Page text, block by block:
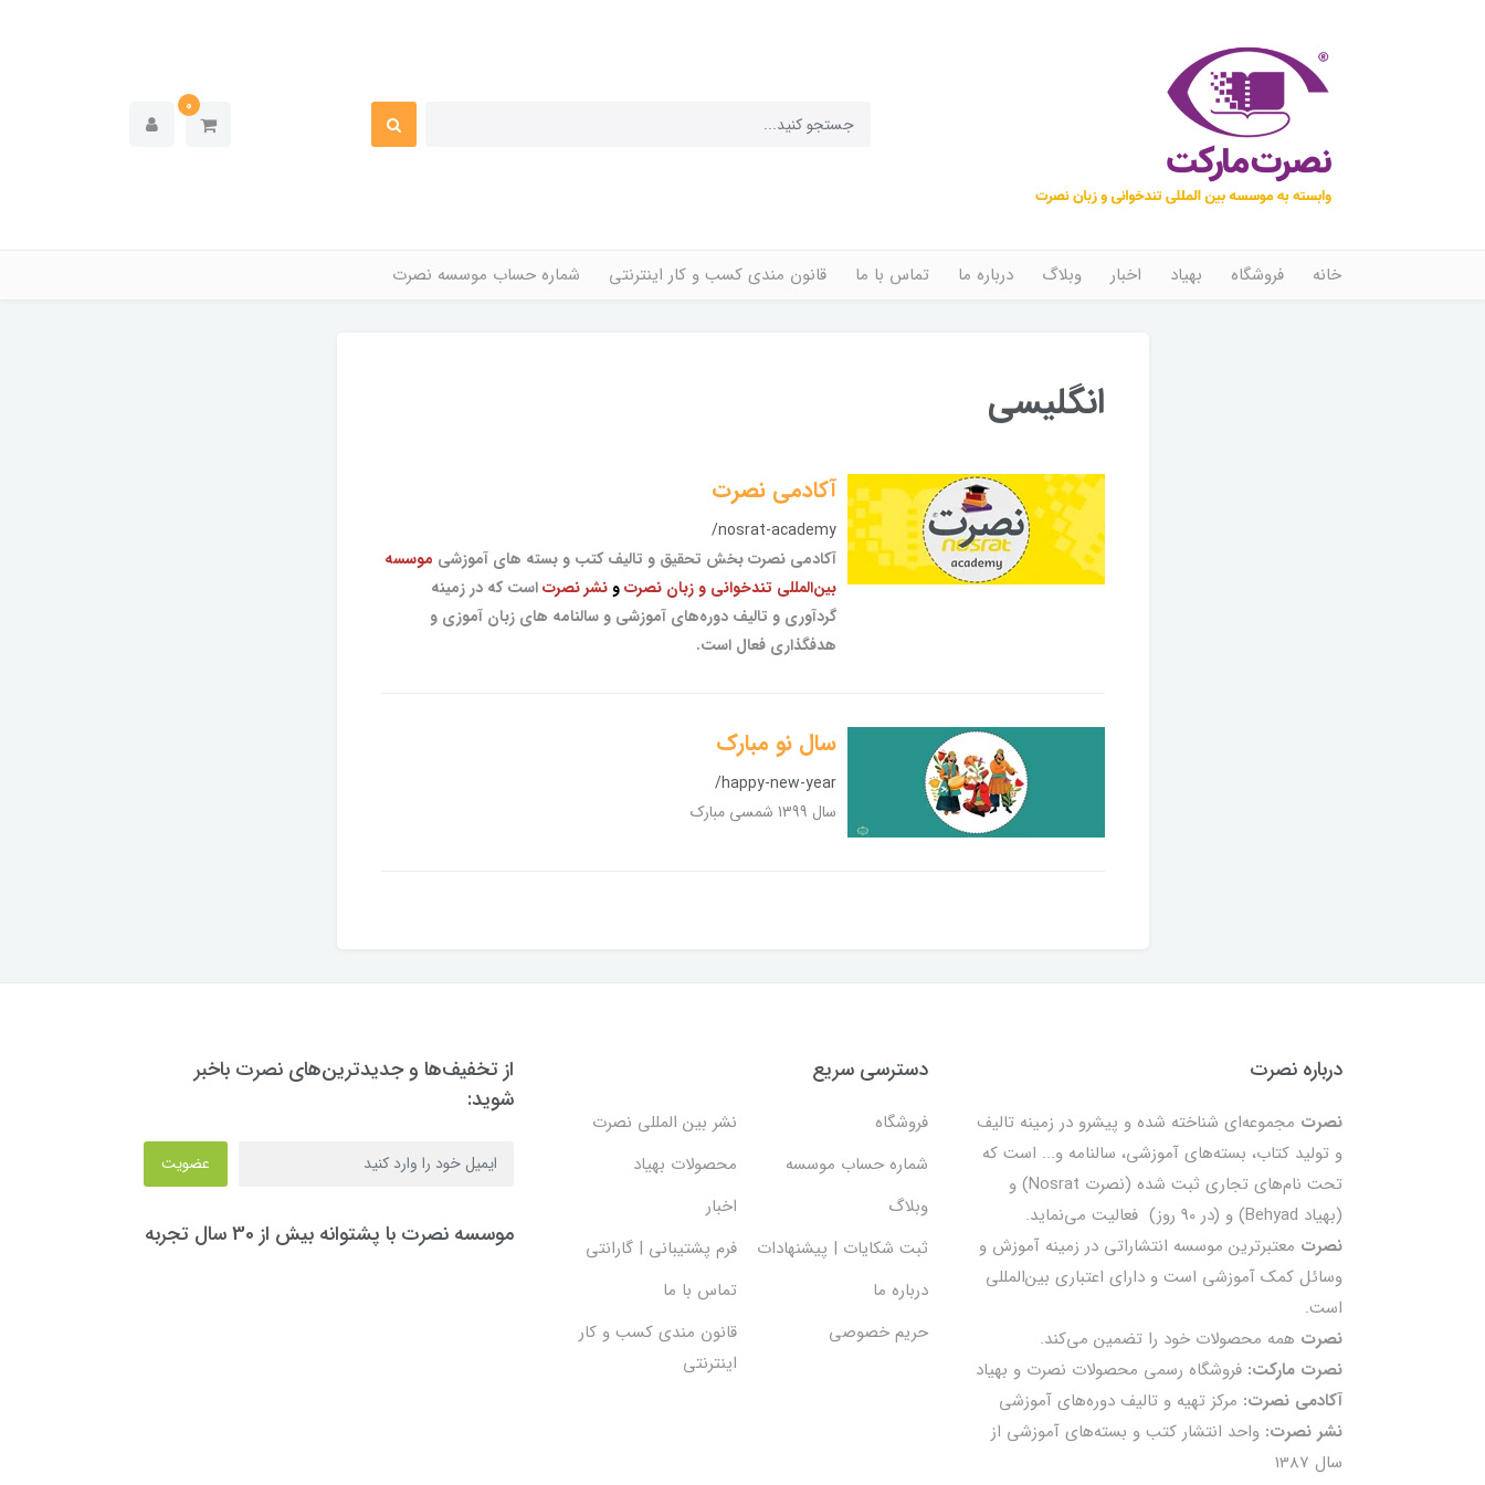
0
خانه فروشگاه بهیاد اخبار وبلاگ درباره ما تماس با ما قانون مندی کسب و کار اینترنتی شماره حساب موسسه نصرت
انگلیسی
آکادمی نصرت
/nosrat-academy
آکادمی نصرت بخش تحقیق و تالیف کتب و بسته های آموزشی موسسه
بین‌المللی تندخوانی و زبان نصرت و نشر نصرتاست که در زمینه
گردآوری و تالیف دوره‌های آموزشی و سالنامه های زبان آموزی و
هدفگذاری فعال است.
سال نو مبارک
/happy-new-year
سال 1399 شمسی مبارک
درباره نصرت
نصرت مجموعه‌ای شناخته شده و پیشرو در زمینه تالیف
و تولید کتاب، بسته‌های آموزشی، سالنامه و... است که
تحت نام‌های تجاری ثبت شده (نصرت Nosrat) و
(بهیاد Behyad) و (در 90 روز) فعالیت می‌نماید.
نصرت معتبرترین موسسه انتشاراتی در زمینه آموزش و
وسائل کمک آموزشی است و دارای اعتباری بین‌المللی
است.
نصرت همه محصولات خود را تضمين می‌كند.
نصرت مارکت:فروشگاه رسمی محصولات نصرت و بهیاد
آکادمی نصرت: مرکز تهیه و تالیف دوره‌های آموزشی
نشر نصرت:واحد انتشار کتب و بسته‌های آموزشی از
سال 1387
دسترسی سریع
فروشگاه
نشر بین المللی نصرت
شماره حساب موسسه
محصولات بهیاد
وبلاگ
اخبار
ثبت شکایات | پیشنهادات
فرم پشتیبانی | گارانتی
درباره ما
تماس با ما
حریم خصوصی
قانون مندی کسب و کار
اینترنتی
از تخفیف‌ها و جدیدترین‌های نصرت باخبر
شوید:
عضویت
موسسه نصرت با پشتوانه بیش از 30 سال تجربه